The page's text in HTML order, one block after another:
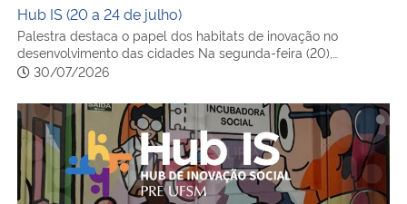
Hub IS (20 a 24 de julho)
Palestra destaca o papel dos habitats de inovação no
desenvolvimento das cidades Na segunda-feira (20),…
30/07/2026
Resumo da Semana de Inovação e Impacto Social no